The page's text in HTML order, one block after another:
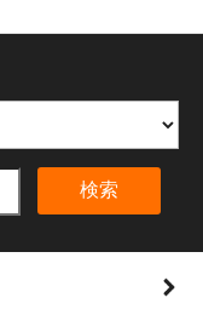
検索